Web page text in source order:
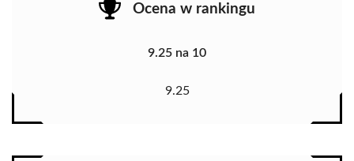
Ocena w rankingu
9.25 na 10
9.25